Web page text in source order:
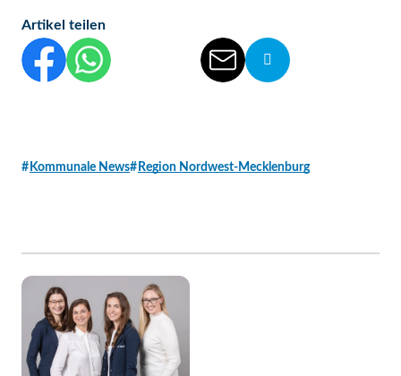
Artikel teilen
Diesen Beitrag auf Facebook teilen
Diesen Beitrag auf WhatsApp teilen
Diesen Beitrag auf Threads teilen
Diesen Beitrag auf linkedIn teilen
Diesen Beitrag per E-Mail
Die Url von diesem
Kommunale News Region Nordwest-Mecklenburg